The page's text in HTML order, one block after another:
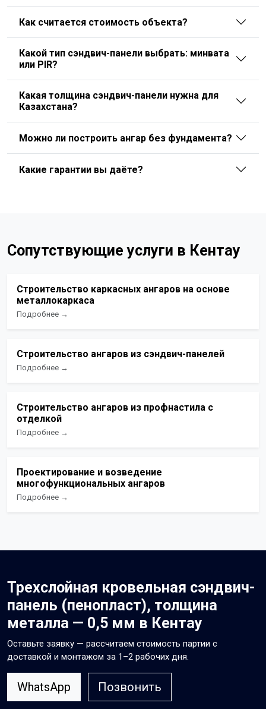
Как считается стоимость объекта?
Какой тип сэндвич-панели выбрать: минвата
или PIR?
Какая толщина сэндвич-панели нужна для
Казахстана?
Можно ли построить ангар без фундамента?
Какие гарантии вы даёте?
Сопутствующие услуги в Кентау
Строительство каркасных ангаров на основе
металлокаркаса
Подробнее →
Строительство ангаров из сэндвич-панелей
Подробнее →
Строительство ангаров из профнастила с
отделкой
Подробнее →
Проектирование и возведение
многофункциональных ангаров
Подробнее →
Трехслойная кровельная сэндвич-
панель (пенопласт), толщина
металла — 0,5 мм в Кентау
Оставьте заявку — рассчитаем стоимость партии с
доставкой и монтажом за 1–2 рабочих дня.
WhatsApp Позвонить